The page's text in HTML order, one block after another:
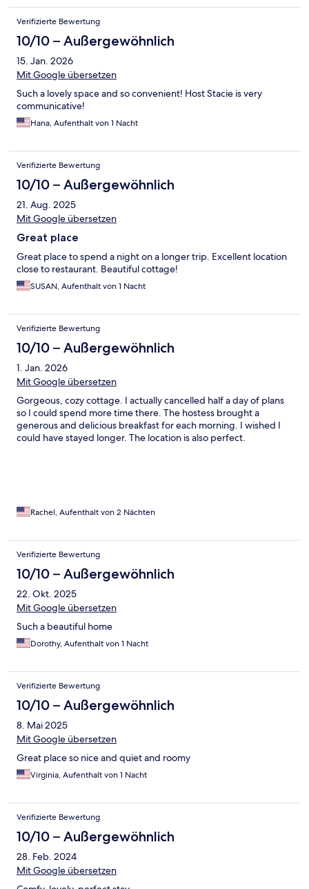
Verifizierte Bewertung
10/10 – Außergewöhnlich
15. Jan. 2026
Mit Google übersetzen
Such a lovely space and so convenient! Host Stacie is very
communicative!
Hana, Aufenthalt von 1 Nacht
Verifizierte Bewertung
10/10 – Außergewöhnlich
21. Aug. 2025
Mit Google übersetzen
Great place
Great place to spend a night on a longer trip. Excellent location
close to restaurant. Beautiful cottage!
SUSAN, Aufenthalt von 1 Nacht
Verifizierte Bewertung
10/10 – Außergewöhnlich
1. Jan. 2026
Mit Google übersetzen
Gorgeous, cozy cottage. I actually cancelled half a day of plans
so I could spend more time there. The hostess brought a
generous and delicious breakfast for each morning. I wished I
could have stayed longer. The location is also perfect.
Rachel, Aufenthalt von 2 Nächten
Verifizierte Bewertung
10/10 – Außergewöhnlich
22. Okt. 2025
Mit Google übersetzen
Such a beautiful home
Dorothy, Aufenthalt von 1 Nacht
Verifizierte Bewertung
10/10 – Außergewöhnlich
8. Mai 2025
Mit Google übersetzen
Great place so nice and quiet and roomy
Virginia, Aufenthalt von 1 Nacht
Verifizierte Bewertung
10/10 – Außergewöhnlich
28. Feb. 2024
Mit Google übersetzen